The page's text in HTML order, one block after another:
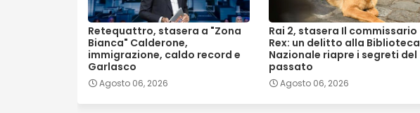
Retequattro, stasera a "Zona
Bianca" Calderone,
immigrazione, caldo record e
Garlasco
Agosto 06, 2026
Rai 2, stasera Il commissario
Rex: un delitto alla Biblioteca
Nazionale riapre i segreti del
passato
Agosto 06, 2026